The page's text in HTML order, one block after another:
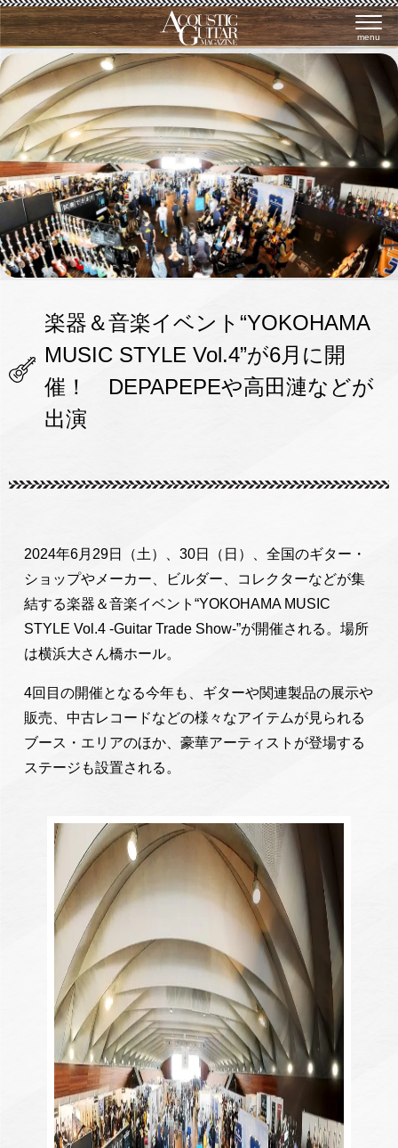
menu
楽器＆音楽イベント“YOKOHAMA
MUSIC STYLE Vol.4”が6月に開
催！ DEPAPEPEや高田漣などが
出演
2024年6月29日（土）、30日（日）、全国のギター・
ショップやメーカー、ビルダー、コレクターなどが集
結する楽器＆音楽イベント“YOKOHAMA MUSIC
STYLE Vol.4 -Guitar Trade Show-”が開催される。場所
は横浜大さん橋ホール。
4回目の開催となる今年も、ギターや関連製品の展示や
販売、中古レコードなどの様々なアイテムが見られる
ブース・エリアのほか、豪華アーティストが登場する
ステージも設置される。